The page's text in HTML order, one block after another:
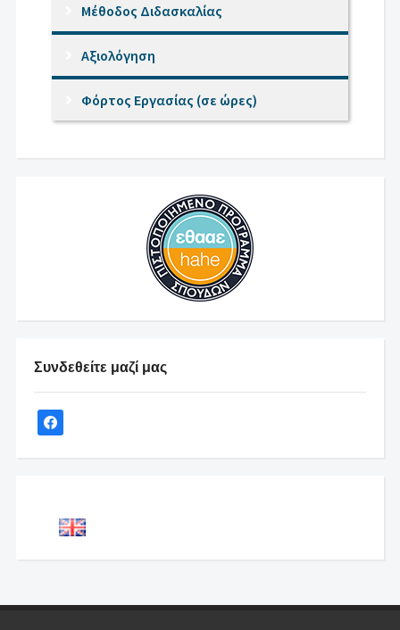
Συνδεθείτε μαζί μας
Μέθοδος Διδασκαλίας
Αξιολόγηση
Φόρτος Εργασίας (σε ώρες)